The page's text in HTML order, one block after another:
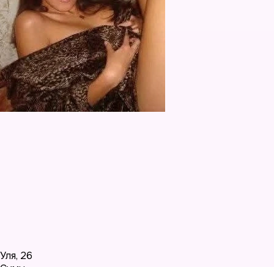
Уля, 26